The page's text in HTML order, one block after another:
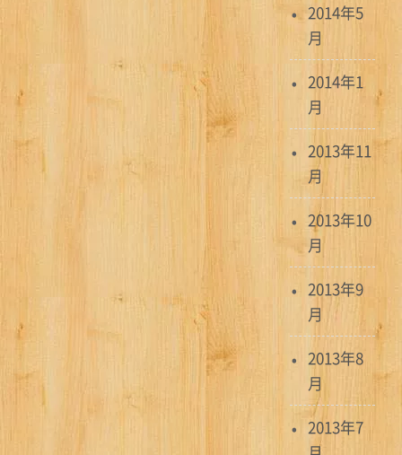
2014年5
月
2014年1
月
2013年11
月
2013年10
月
2013年9
月
2013年8
月
2013年7